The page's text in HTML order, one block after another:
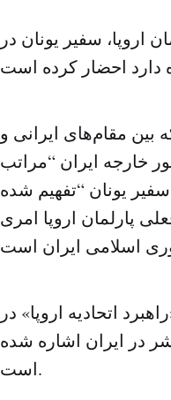
اروپا، سفیر یونان در
مقام‌های ایرانی و
خارجه ایران “مراتب
یونان “تفهیم شده
پارلمان اروپا امری
اتحادیه اروپا» در
در ایران اشاره شده
است.